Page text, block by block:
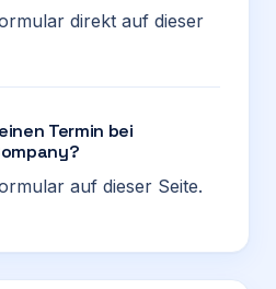
direkt auf dieser
Termin bei
auf dieser Seite.